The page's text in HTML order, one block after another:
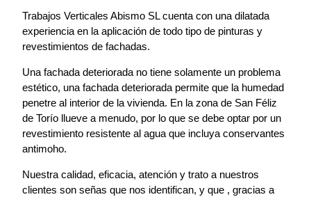
Trabajos Verticales Abismo SL cuenta con una dilatada
experiencia en la aplicación de todo tipo de pinturas y
revestimientos de fachadas.
Una fachada deteriorada no tiene solamente un problema
estético, una fachada deteriorada permite que la humedad
penetre al interior de la vivienda. En la zona de San Féliz
de Torío llueve a menudo, por lo que se debe optar por un
revestimiento resistente al agua que incluya conservantes
antimoho.
Nuestra calidad, eficacia, atención y trato a nuestros
clientes son señas que nos identifican, y que , gracias a